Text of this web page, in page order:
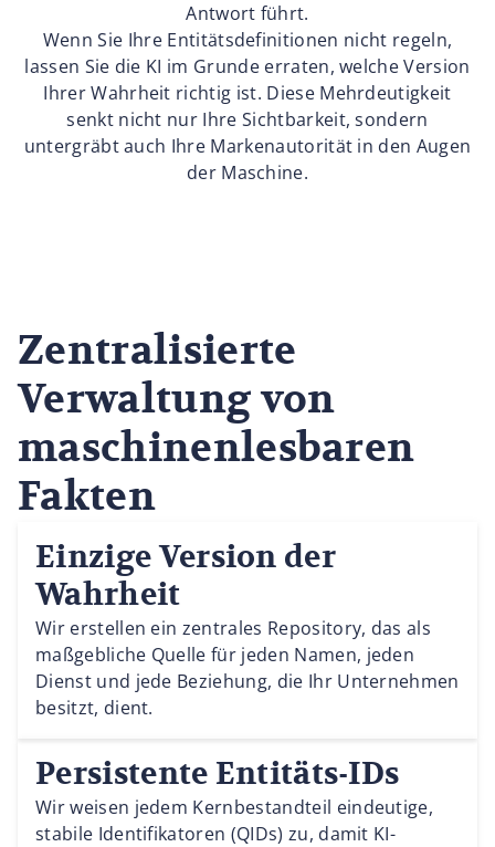
Antwort führt.
Wenn Sie Ihre Entitätsdefinitionen nicht regeln,
lassen Sie die KI im Grunde erraten, welche Version
Ihrer Wahrheit richtig ist. Diese Mehrdeutigkeit
senkt nicht nur Ihre Sichtbarkeit, sondern
untergräbt auch Ihre Markenautorität in den Augen
der Maschine.
Zentralisierte
Verwaltung von
maschinenlesbaren
Fakten
Einzige Version der
Wahrheit
Wir erstellen ein zentrales Repository, das als
maßgebliche Quelle für jeden Namen, jeden
Dienst und jede Beziehung, die Ihr Unternehmen
besitzt, dient.
Persistente Entitäts-IDs
Wir weisen jedem Kernbestandteil eindeutige,
stabile Identifikatoren (QIDs) zu, damit KI-